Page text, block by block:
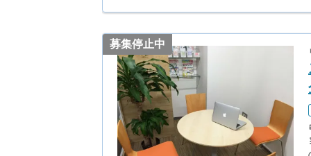
募集停止中